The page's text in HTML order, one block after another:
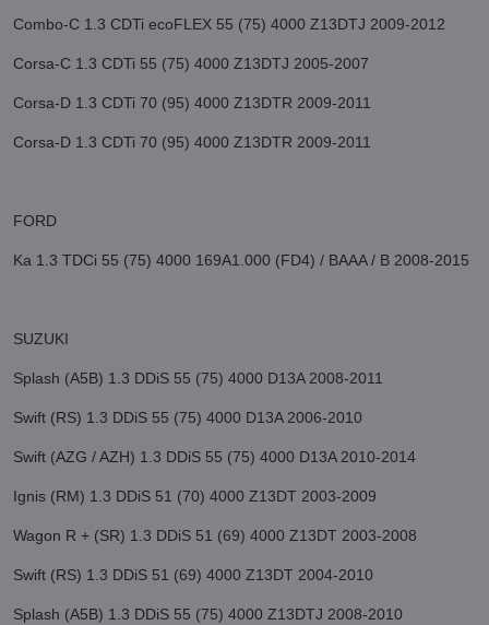
Combo-C 1.3 CDTi ecoFLEX 55 (75) 4000 Z13DTJ 2009-2012
Corsa-C 1.3 CDTi 55 (75) 4000 Z13DTJ 2005-2007
Corsa-D 1.3 CDTi 70 (95) 4000 Z13DTR 2009-2011
Corsa-D 1.3 CDTi 70 (95) 4000 Z13DTR 2009-2011
FORD
Ka 1.3 TDCi 55 (75) 4000 169A1.000 (FD4) / BAAA / B 2008-2015
SUZUKI
Splash (A5B) 1.3 DDiS 55 (75) 4000 D13A 2008-2011
Swift (RS) 1.3 DDiS 55 (75) 4000 D13A 2006-2010
Swift (AZG / AZH) 1.3 DDiS 55 (75) 4000 D13A 2010-2014
Ignis (RM) 1.3 DDiS 51 (70) 4000 Z13DT 2003-2009
Wagon R + (SR) 1.3 DDiS 51 (69) 4000 Z13DT 2003-2008
Swift (RS) 1.3 DDiS 51 (69) 4000 Z13DT 2004-2010
Splash (A5B) 1.3 DDiS 55 (75) 4000 Z13DTJ 2008-2010